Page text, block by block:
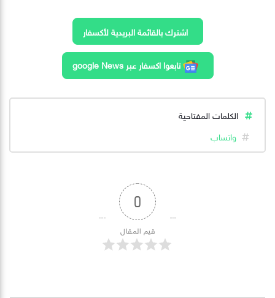
اشترك بالقائمة البريدية لأكسفار
تابعوا اكسفار عبر google News
الكلمات المفتاحية
واتساب
0
قيم المقال